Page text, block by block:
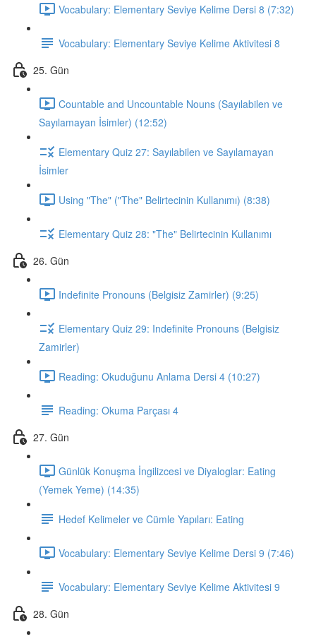
Vocabulary: Elementary Seviye Kelime Dersi 8 (7:32)
Vocabulary: Elementary Seviye Kelime Aktivitesi 8
25. Gün
Countable and Uncountable Nouns (Sayılabilen ve
Sayılamayan İsimler) (12:52)
Elementary Quiz 27: Sayılabilen ve Sayılamayan
İsimler
Using "The" ("The" Belirtecinin Kullanımı) (8:38)
Elementary Quiz 28: "The" Belirtecinin Kullanımı
26. Gün
Indefinite Pronouns (Belgisiz Zamirler) (9:25)
Elementary Quiz 29: Indefinite Pronouns (Belgisiz
Zamirler)
Reading: Okuduğunu Anlama Dersi 4 (10:27)
Reading: Okuma Parçası 4
27. Gün
Günlük Konuşma İngilizcesi ve Diyaloglar: Eating
(Yemek Yeme) (14:35)
Hedef Kelimeler ve Cümle Yapıları: Eating
Vocabulary: Elementary Seviye Kelime Dersi 9 (7:46)
Vocabulary: Elementary Seviye Kelime Aktivitesi 9
28. Gün